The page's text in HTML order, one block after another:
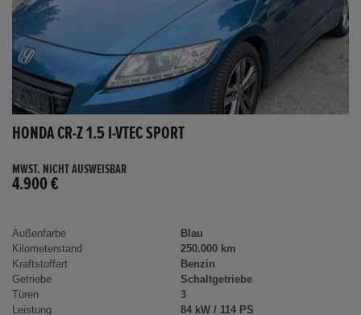
HONDA CR-Z 1.5 I-VTEC SPORT
MWST. NICHT AUSWEISBAR
4.900 €
Außenfarbe
Blau
Kilometerstand
250.000 km
Kraftstoffart
Benzin
Getriebe
Schaltgetriebe
Türen
3
Leistung
84 kW / 114 PS